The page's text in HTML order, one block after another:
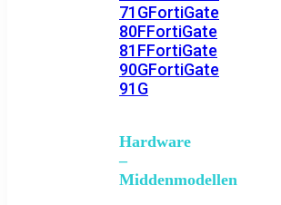
71GFortiGate
80FFortiGate
81FFortiGate
90GFortiGate
91G
Hardware
–
Middenmodellen